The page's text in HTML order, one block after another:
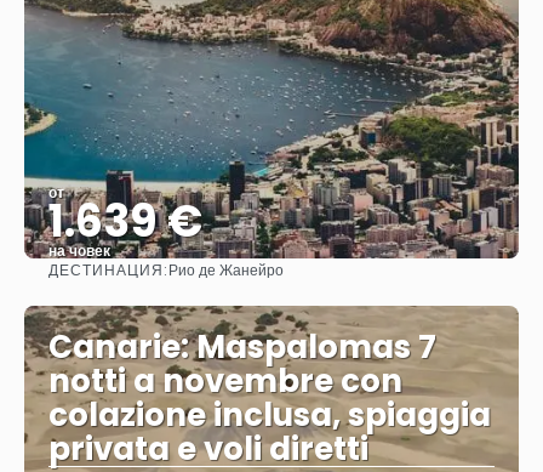
от
1.639 €
на човек
Вижте
ДЕСТИНАЦИЯ:Рио де Жанейро
Canarie: Maspalomas 7
notti a novembre con
colazione inclusa, spiaggia
privata e voli diretti